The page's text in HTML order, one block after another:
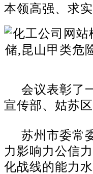
本领高强、求
会议表彰了
宣传部、姑苏
苏州市委常
力影响力公信
化战线的能力水